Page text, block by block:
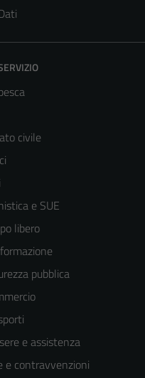
civile
e SUE
libero
pubblica
e assistenza
e contravvenzioni